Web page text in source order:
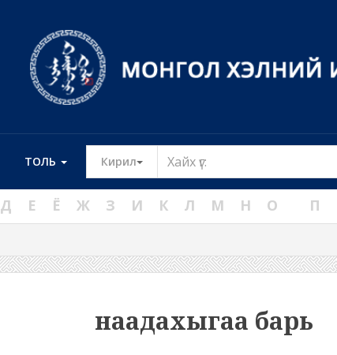
ТОЛЬ Кирил Toggle Dropdown
Д Е Ё Ж З И К Л М Н О П
наадахыгаа барь